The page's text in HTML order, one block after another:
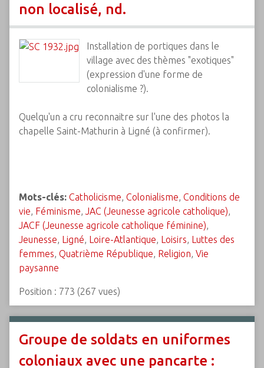
non localisé, nd.
Installation de portiques dans le
village avec des thèmes "exotiques"
(expression d'une forme de
colonialisme ?).
Quelqu'un a cru reconnaitre sur l'une des photos la
chapelle Saint-Mathurin à Ligné (à confirmer).
Mots-clés: Catholicisme, Colonialisme, Conditions de
vie, Féminisme, JAC (Jeunesse agricole catholique),
JACF (Jeunesse agricole catholique féminine),
Jeunesse, Ligné, Loire-Atlantique, Loisirs, Luttes des
femmes, Quatrième République, Religion, Vie
paysanne
Position : 773 (267 vues)
Groupe de soldats en uniformes
coloniaux avec une pancarte :